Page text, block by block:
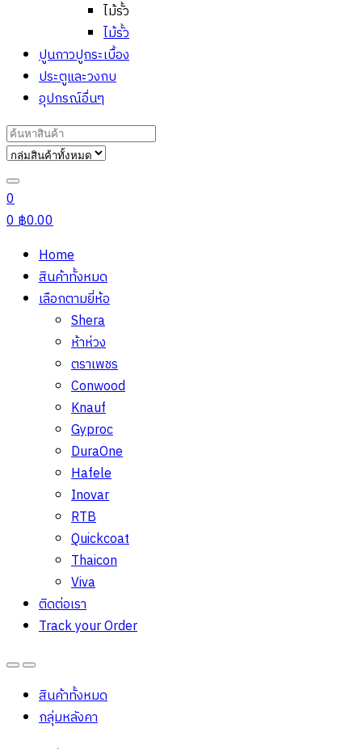
ไม้รั้ว
ไม้รั้ว
ปูนกาวปูกระเบื้อง
ประตูและวงกบ
อุปกรณ์อื่นๆ
Search
for:
0
0฿0.00
Home
สินค้าทั้งหมด
เลือกตามยี่ห้อ
Shera
ห้าห่วง
ตราเพชร
Conwood
Knauf
Gyproc
DuraOne
Hafele
Inovar
RTB
Quickcoat
Thaicon
Viva
ติดต่อเรา
Track your Order
OpenClose
สินค้าทั้งหมด
กลุ่มหลังคา